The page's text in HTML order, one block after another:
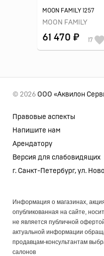
MOON FAMILY 1257
MOON FAMILY
61 470 ₽ 17
© 2026 ООО «Аквилон
Правовые аспекты
Напишите нам
Арендатору
Версия для слабовидящих
г. Санкт-Петербург, ул.
Информация о магазинах,
опубликованная на сайте,
не является публичной
актуальной информации
продавцам-консультантам
салонов